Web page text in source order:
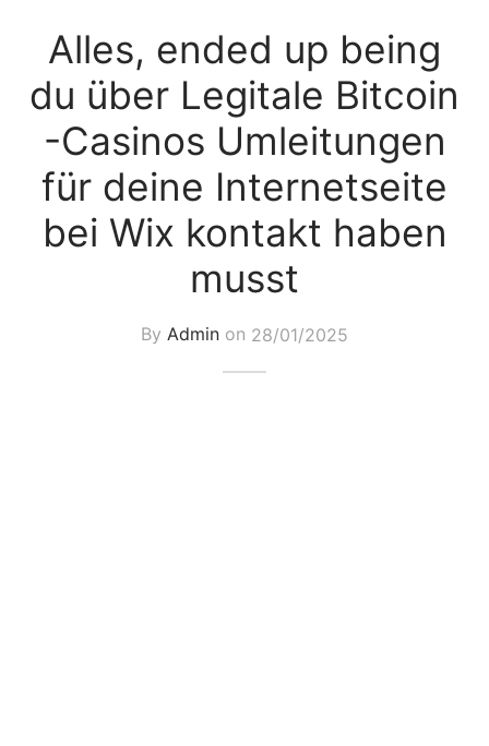
Alles, ended up being
du über Legitale Bitcoin
-Casinos Umleitungen
für deine Internetseite
bei Wix kontakt haben
musst
By Admin on 28/01/2025